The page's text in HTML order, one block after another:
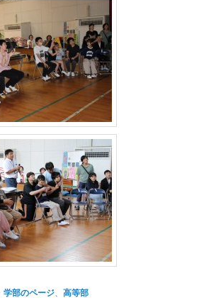
、学部のページ 、高等部